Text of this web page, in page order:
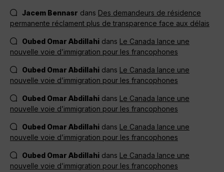
Jacem Bennasr dans Des demandeurs de résidence
permanente réclament plus de transparence face aux délais
Oubed Omar Abdillahi dans Le Canada lance une
nouvelle voie d’immigration pour les francophones
Oubed Omar Abdillahi dans Le Canada lance une
nouvelle voie d’immigration pour les francophones
Oubed Omar Abdillahi dans Le Canada lance une
nouvelle voie d’immigration pour les francophones
Oubed Omar Abdillahi dans Le Canada lance une
nouvelle voie d’immigration pour les francophones
Oubed Omar Abdillahi dans Le Canada lance une
nouvelle voie d’immigration pour les francophones